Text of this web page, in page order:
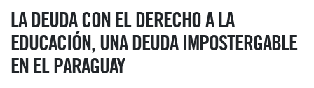
LA DEUDA CON EL DERECHO A LA
EDUCACIÓN, UNA DEUDA IMPOSTERGABLE
EN EL PARAGUAY